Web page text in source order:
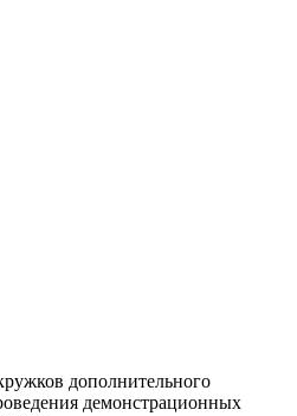
дополнительного
демонстрационных